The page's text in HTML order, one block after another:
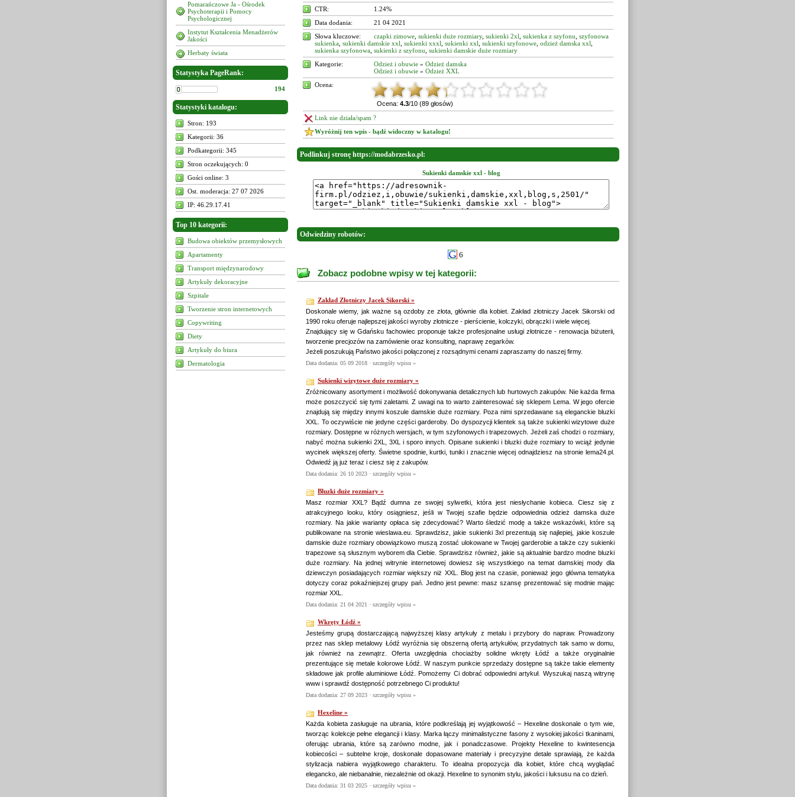
Pomarańczowe Ja - Ośrodek
Psychoterapii i Pomocy
Psychologicznej
Instytut Kształcenia Menadżerów
Jakości
Herbaty świata
Statystyka PageRank:
194
Statystyki katalogu:
Stron: 193
Kategorii: 36
Podkategorii: 345
Stron oczekujących: 0
Gości online: 3
Ost. moderacja: 27 07 2026
IP: 46.29.17.41
Top 10 kategorii:
Budowa obiektów przemysłowych
Apartamenty
Transport międzynarodowy
Artykuły dekoracyjne
Szpitale
Tworzenie stron internetowych
Copywriting
Diety
Artykuły do biura
Dermatologia
CTR:
1.24%
Data dodania:
21 04 2021
Słowa kluczowe:
czapki zimowe sukienki duże rozmiary, sukienki 2xl sukienka z szyfonu szyfonowa
sukienka sukienki damskie xxl sukienki xxxl sukienki xxl sukienki szyfonowe odzież damska xxl
sukienka szyfonowa sukienki z szyfonu sukienki damskie duże rozmiary
Kategorie:
Odzież i obuwie » Odzież damska
Odzież i obuwie » Odzież XXL
Ocena:
Ocena: 4.3/10 (89 głosów)
Link nie działa/spam ?
Wyróżnij ten wpis - bądź widoczny w katalogu!
Podlinkuj stronę https://modabrzesko.pl:
Sukienki damskie xxl - blog
Odwiedziny robotów:
6
Zobacz podobne wpisy w tej kategorii:
Zakład Złotniczy Jacek Sikorski »
Doskonale wiemy, jak ważne są ozdoby ze złota, głównie dla kobiet. Zakład złotniczy Jacek Sikorski od
1990 roku oferuje najlepszej jakości wyroby złotnicze - pierścienie, kolczyki, obrączki i wiele więcej.
Znajdujący się w Gdańsku fachowiec proponuje także profesjonalne usługi złotnicze - renowacja biżuterii,
tworzenie precjozów na zamówienie oraz konsulting, naprawę zegarków.
Jeżeli poszukują Państwo jakości połączonej z rozsądnymi cenami zapraszamy do naszej firmy.
Data dodania: 05 09 2018 · szczegóły wpisu »
Sukienki wizytowe duże rozmiary »
Zróżnicowany asortyment i możliwość dokonywania detalicznych lub hurtowych zakupów. Nie każda firma
może poszczycić się tymi zaletami. Z uwagi na to warto zainteresować się sklepem Lema. W jego ofercie
znajdują się między innymi koszule damskie duże rozmiary. Poza nimi sprzedawane są eleganckie bluzki
XXL. To oczywiście nie jedyne części garderoby. Do dyspozycji klientek są także sukienki wizytowe duże
rozmiary. Dostępne w różnych wersjach, w tym szyfonowych i trapezowych. Jeżeli zaś chodzi o rozmiary,
nabyć można sukienki 2XL, 3XL i sporo innych. Opisane sukienki i bluzki duże rozmiary to wciąż jedynie
wycinek większej oferty. Świetne spodnie, kurtki, tuniki i znacznie więcej odnajdziesz na stronie lema24.pl.
Odwiedź ją już teraz i ciesz się z zakupów.
Data dodania: 26 10 2023 · szczegóły wpisu »
Bluzki duże rozmiary »
Masz rozmiar XXL? Bądź dumna ze swojej sylwetki, która jest niesłychanie kobieca. Ciesz się z
atrakcyjnego looku, który osiągniesz, jeśli w Twojej szafie będzie odpowiednia odzież damska duże
rozmiary. Na jakie warianty opłaca się zdecydować? Warto śledzić modę a także wskazówki, które są
publikowane na stronie wieslawa.eu. Sprawdzisz, jakie sukienki 3xl prezentują się najlepiej, jakie koszule
damskie duże rozmiary obowiązkowo muszą zostać ulokowane w Twojej garderobie a także czy sukienki
trapezowe są słusznym wyborem dla Ciebie. Sprawdzisz również, jakie są aktualnie bardzo modne bluzki
duże rozmiary. Na jednej witrynie internetowej dowiesz się wszystkiego na temat damskiej mody dla
dziewczyn posiadających rozmiar większy niż XXL. Blog jest na czasie, ponieważ jego główna tematyka
dotyczy coraz pokaźniejszej grupy pań. Jedno jest pewne: masz szansę prezentować się modnie mając
rozmiar XXL.
Data dodania: 21 04 2021 · szczegóły wpisu »
Wkręty Łódź »
Jesteśmy grupą dostarczającą najwyższej klasy artykuły z metalu i przybory do napraw. Prowadzony
przez nas sklep metalowy Łódź wyróżnia się obszerną ofertą artykułów, przydatnych tak samo w domu,
jak również na zewnątrz. Oferta uwzględnia chociażby solidne wkręty Łódź a także oryginalnie
prezentujące się metale kolorowe Łódź. W naszym punkcie sprzedaży dostępne są także takie elementy
składowe jak profile aluminiowe Łódź. Pomożemy Ci dobrać odpowiedni artykuł. Wyszukaj naszą witrynę
www i sprawdź dostępność potrzebnego Ci produktu!
Data dodania: 27 09 2023 · szczegóły wpisu »
Hexeline »
Każda kobieta zasługuje na ubrania, które podkreślają jej wyjątkowość – Hexeline doskonale o tym wie,
tworząc kolekcje pełne elegancji i klasy. Marka łączy minimalistyczne fasony z wysokiej jakości tkaninami,
oferując ubrania, które są zarówno modne, jak i ponadczasowe. Projekty Hexeline to kwintesencja
kobiecości – subtelne kroje, doskonale dopasowane materiały i precyzyjne detale sprawiają, że każda
stylizacja nabiera wyjątkowego charakteru. To idealna propozycja dla kobiet, które chcą wyglądać
elegancko, ale niebanalnie, niezależnie od okazji. Hexeline to synonim stylu, jakości i luksusu na co dzień.
Data dodania: 31 03 2025 · szczegóły wpisu »